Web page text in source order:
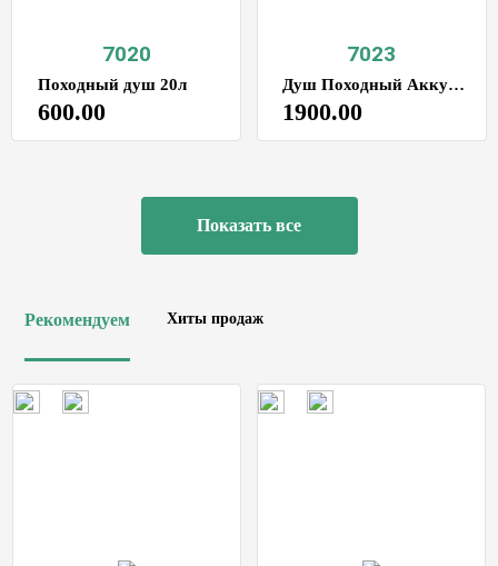
7020
Походный душ 20л
600.00
7023
Душ Походный Аккумуляторный
1900.00
Показать все
Рекомендуем Хиты продаж